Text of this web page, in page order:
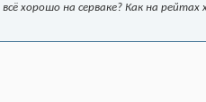
всё хорошо на серваке? Как на